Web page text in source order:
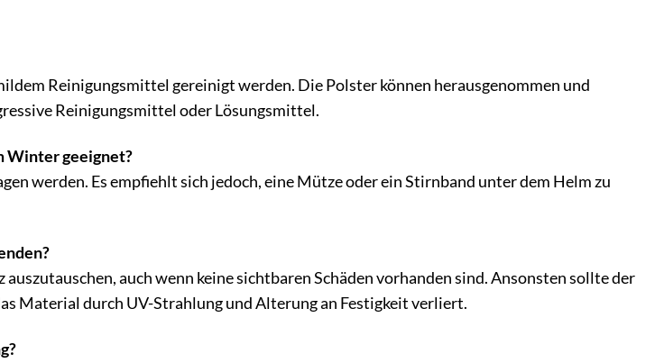
Reinigungsmittel gereinigt werden. Die Polster können herausgenommen und
Reinigungsmittel oder Lösungsmittel.
Winter geeignet?
werden. Es empfiehlt sich jedoch, eine Mütze oder ein Stirnband unter dem Helm zu
auch wenn keine sichtbaren Schäden vorhanden sind. Ansonsten sollte der
Material durch UV-Strahlung und Alterung an Festigkeit verliert.